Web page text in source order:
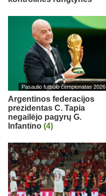
Pasaulio futbolo čempionatas 2026
Argentinos federacijos
prezidentas C. Tapia
negailėjo pagyrų G.
Infantino (4)